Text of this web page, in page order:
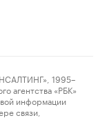
1995–
агентства «РБК»
информации
связи,